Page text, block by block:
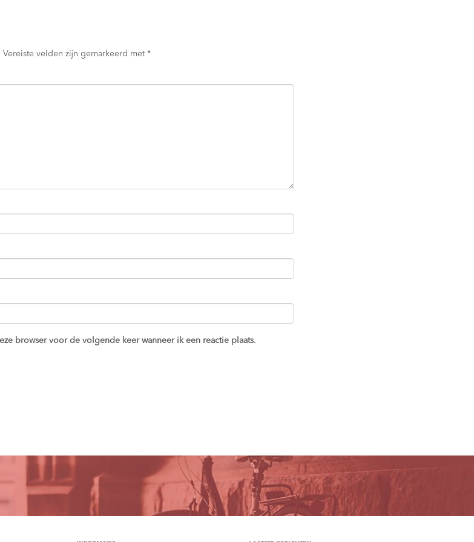
Vereiste velden zijn gemarkeerd met *
browser voor de volgende keer wanneer ik een reactie plaats.